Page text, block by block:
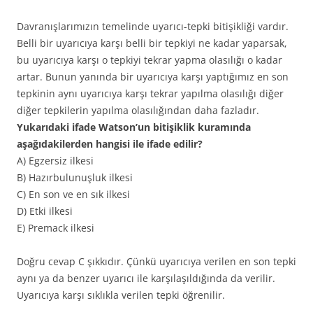
Davranışlarımızın temelinde uyarıcı-tepki bitişikliği vardır.
Belli bir uyarıcıya karşı belli bir tepkiyi ne kadar yaparsak,
bu uyarıcıya karşı o tepkiyi tekrar yapma olasılığı o kadar
artar. Bunun yanında bir uyarıcıya karşı yaptığımız en son
tepkinin aynı uyarıcıya karşı tekrar yapılma olasılığı diğer
diğer tepkilerin yapılma olasılığından daha fazladır.
Yukarıdaki ifade Watson’un bitişiklik kuramında
aşağıdakilerden hangisi ile ifade edilir?
A) Egzersiz ilkesi
B) Hazırbulunuşluk ilkesi
C) En son ve en sık ilkesi
D) Etki ilkesi
E) Premack ilkesi
Doğru cevap C şıkkıdır. Çünkü uyarıcıya verilen en son tepki
aynı ya da benzer uyarıcı ile karşılaşıldığında da verilir.
Uyarıcıya karşı sıklıkla verilen tepki öğrenilir.